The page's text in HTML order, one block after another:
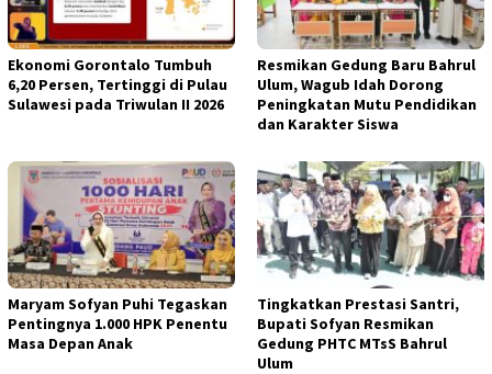
Ekonomi Gorontalo Tumbuh
6,20 Persen, Tertinggi di Pulau
Sulawesi pada Triwulan II 2026
Resmikan Gedung Baru Bahrul
Ulum, Wagub Idah Dorong
Peningkatan Mutu Pendidikan
dan Karakter Siswa
Maryam Sofyan Puhi Tegaskan
Pentingnya 1.000 HPK Penentu
Masa Depan Anak
Tingkatkan Prestasi Santri,
Bupati Sofyan Resmikan
Gedung PHTC MTsS Bahrul
Ulum